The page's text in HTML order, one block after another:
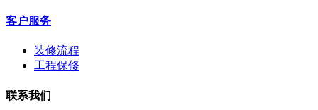
客户服务
装修流程
工程保修
联系我们